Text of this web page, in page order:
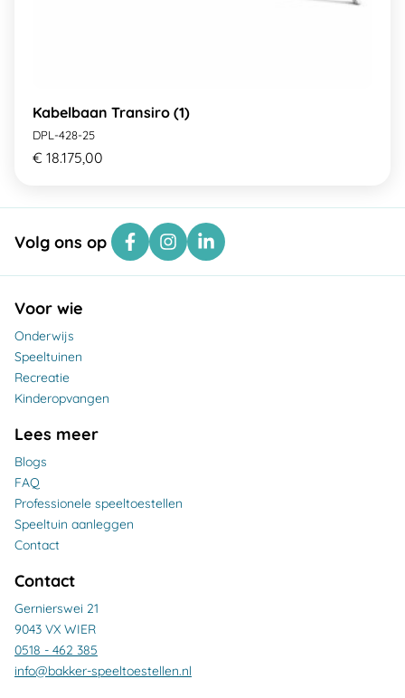
Kabelbaan Transiro (1)
DPL-428-25
€ 18.175,00
Volg ons op
Voor wie
Onderwijs
Speeltuinen
Recreatie
Kinderopvangen
Lees meer
Blogs
FAQ
Professionele speeltoestellen
Speeltuin aanleggen
Contact
Contact
Gernierswei 21
9043 VX WIER
0518 - 462 385
info@bakker-speeltoestellen.nl